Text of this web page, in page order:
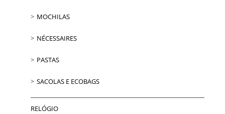
MOCHILAS
NÉCESSAIRES
PASTAS
SACOLAS E ECOBAGS
RELÓGIO